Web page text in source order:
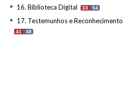
16. Biblioteca Digital 33 54
17. Testemunhos e Reconhecimento
41 48